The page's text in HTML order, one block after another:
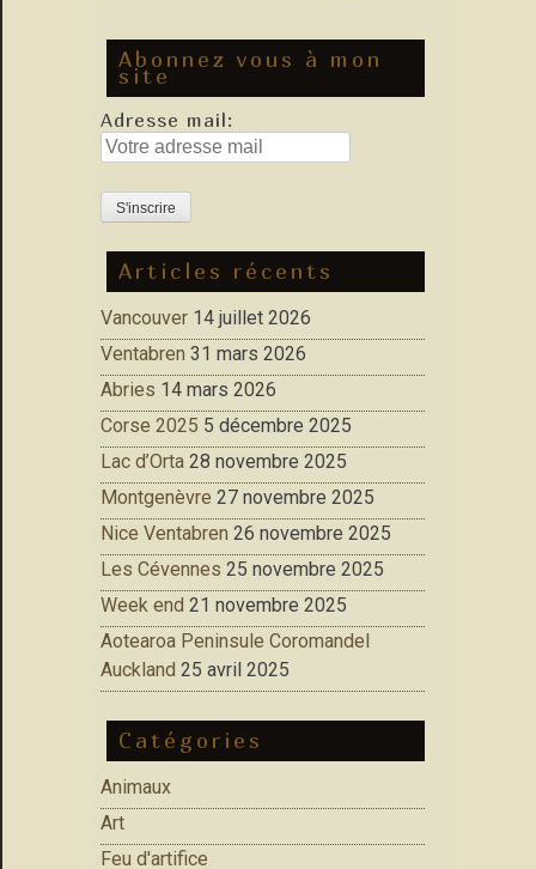
Abonnez vous à mon
site
Adresse mail:
Articles récents
Vancouver 14 juillet 2026
Ventabren 31 mars 2026
Abries 14 mars 2026
Corse 2025 5 décembre 2025
Lac d’Orta 28 novembre 2025
Montgenèvre 27 novembre 2025
Nice Ventabren 26 novembre 2025
Les Cévennes 25 novembre 2025
Week end 21 novembre 2025
Aotearoa Peninsule Coromandel
Auckland 25 avril 2025
Catégories
Animaux
Art
Feu d'artifice